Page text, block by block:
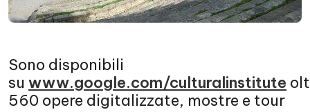
Sono disponibili
su www.google.com/culturalinstitute
560 opere digitalizzate, mostre e tour